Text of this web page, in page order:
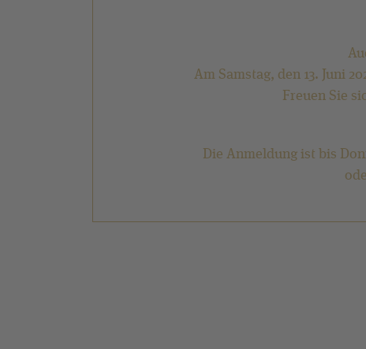
Am Samstag, den 13. Juni
Freuen Sie
Die Anmeldung ist bis